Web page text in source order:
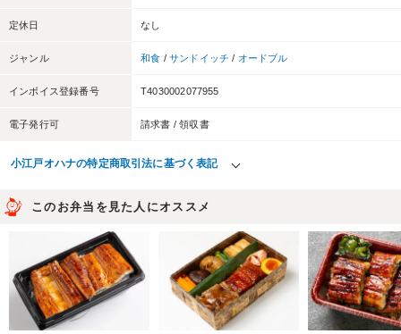
定休日 なし
ジャンル 和食 / サンドイッチ / オードブル
インボイス登録番号 T4030002077955
電子発行可 請求書 / 領収書
小江戸オハナの特定商取引法に基づく表記
このお弁当を見た人にオススメ